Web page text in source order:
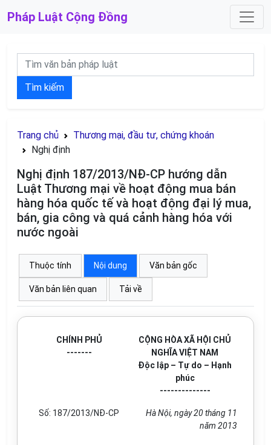
Pháp Luật Cộng Đồng
Tìm kiếm
Trang chủ
Thương mại, đầu tư, chứng khoán
Nghị định
Nghị định 187/2013/NĐ-CP hướng dẫn
Luật Thương mại về hoạt động mua bán
hàng hóa quốc tế và hoạt động đại lý mua,
bán, gia công và quá cảnh hàng hóa với
nước ngoài
Thuộc tính Nội dung Văn bản gốc
Văn bản liên quan Tải về
CHÍNH PHỦ
-------
CỘNG HÒA XÃ HỘI CHỦ
NGHĨA VIỆT NAM
Độc lập – Tự do – Hạnh
phúc
--------------
Số: 187/2013/NĐ-CP
Hà Nội, ngày 20 tháng 11
năm 2013